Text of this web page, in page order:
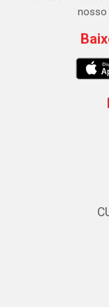
nosso